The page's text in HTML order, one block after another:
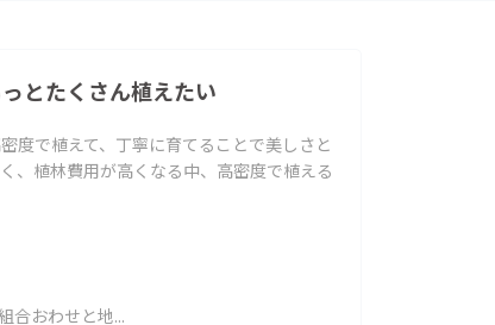
とたくさん植えたい
度で植えて、丁寧に育てることで美しさと
、植林費用が高くなる中、高密度で植える
合おわせと地...